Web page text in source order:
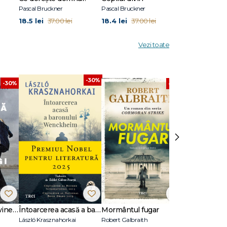
Pascal Bruckner
18.5 lei 37.00 lei
Pascal Bruckner
18.4 lei 37.00 lei
Vezi toate
-30%
Dansează când îți vine să plângi
-30%
Întoarcerea acasă a baronului Wenckheim
László Krasznahorkai
-30%
Mormântul fugar
Robert Galbraith
›